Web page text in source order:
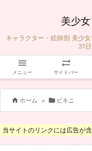
美少
キャラクター・絵師別 美少
31

メニュー

サイドバー
 ホーム >  ビキニ
当サイトのリンクには広告が